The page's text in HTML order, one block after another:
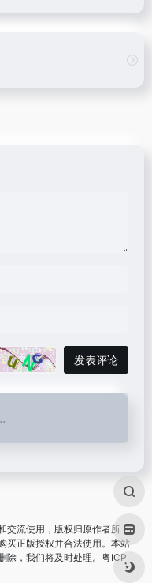
发表评论
交流使用，版权归原作者所
买正版授权并合法使用。本站
，我们将及时处理。 粤ICP